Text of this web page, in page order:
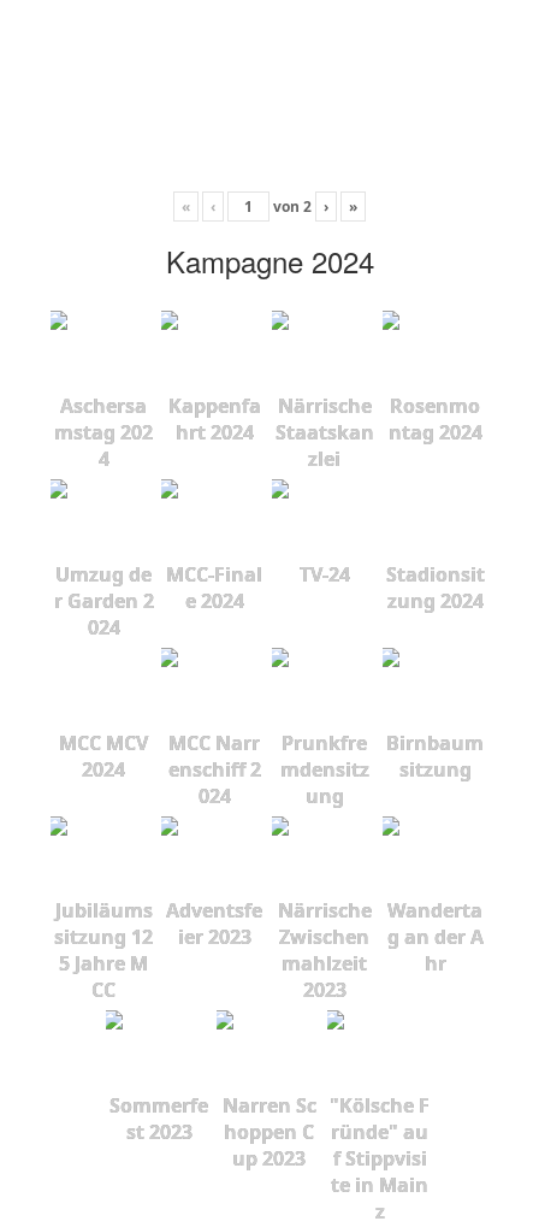
« ‹ von 2 › »
Kampagne 2024
Aschersa
mstag 202
4
Kappenfa
hrt 2024
Närrische
Staatskan
zlei
Rosenmo
ntag 2024
Umzug de
r Garden 2
024
MCC-Final
e 2024
TV-24
Stadionsit
zung 2024
MCC MCV
2024
MCC Narr
enschiff 2
024
Prunkfre
mdensitz
ung
Birnbaum
sitzung
Jubiläums
sitzung 12
5 Jahre M
CC
Adventsfe
ier 2023
Närrische
Zwischen
mahlzeit
2023
Wanderta
g an der A
hr
Sommerfe
st 2023
Narren Sc
hoppen C
up 2023
"Kölsche F
ründe" au
f Stippvisi
te in Main
z